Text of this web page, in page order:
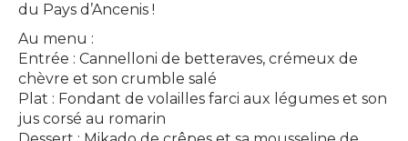
du Pays d’Ancenis !
Au menu :
Entrée : Cannelloni de betteraves, crémeux de
chèvre et son crumble salé
Plat : Fondant de volailles farci aux légumes et son
jus corsé au romarin